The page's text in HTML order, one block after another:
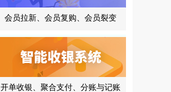
会员拉新、会员复购、会员裂变
开单收银、聚合支付、分账与记账